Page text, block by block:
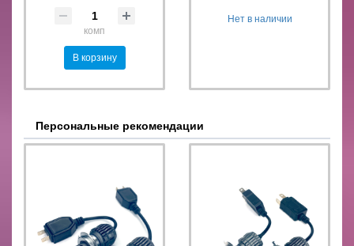
комп
В корзину
Нет в наличии
Персональные рекомендации